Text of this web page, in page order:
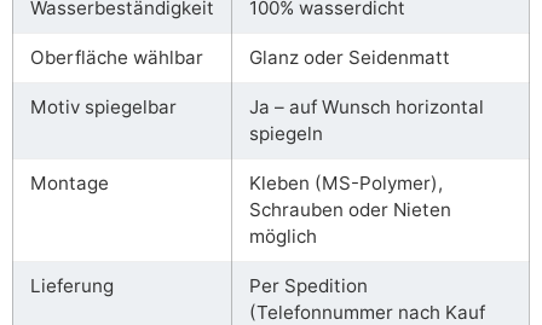
Wasserbeständigkeit 100% wasserdicht
Oberfläche wählbar Glanz oder Seidenmatt
Motiv spiegelbar
Ja – auf Wunsch horizontal
spiegeln
Montage
Kleben (MS-Polymer),
Schrauben oder Nieten
möglich
Lieferung
Per Spedition
(Telefonnummer nach Kauf